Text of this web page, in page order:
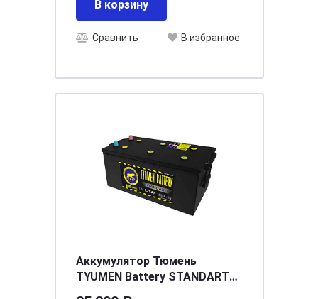
В корзину
Сравнить В избранное
Аккумулятор Тюмень
TYUMEN Battery STANDART